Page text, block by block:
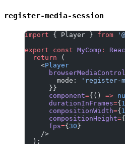
register-media-session
import { Player } from
export const MyComp :
  return
(
    <
Player
        mode:
'register-
      }}
      component
={() =>
      durationInFrames
={
      compositionWidth
={
      compositionHeight
={
      fps
={30}
    />
  );